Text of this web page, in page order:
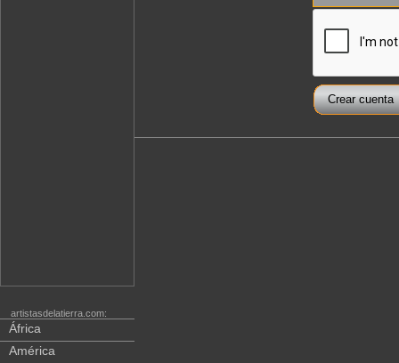
artistasdelatierra.com:
África
América